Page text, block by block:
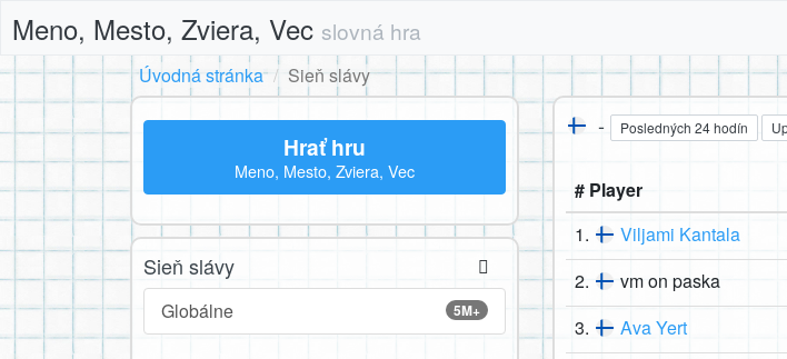
Meno, Mesto, Zviera, Vec slovná hra
Úvodná stránka
Sieň slávy
- Posledných 24 hodín
# Player
1.
Viljami Kantala
2. vm on paska
3. Ava Yert
Hrať hru
Meno, Mesto, Zviera, Vec
Sieň slávy
5M+
Globálne